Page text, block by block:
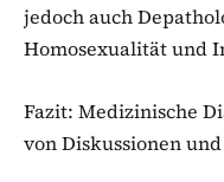
jedoch auch
Homosexualität und
Fazit: Medizinische
von Diskussionen